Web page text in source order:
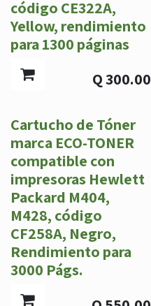
código CE322A,
Yellow, rendimiento
para 1300 páginas
Q300.00
Cartucho de Tóner
marca ECO-TONER
compatible con
impresoras Hewlett
Packard M404,
M428, código
CF258A, Negro,
Rendimiento para
3000 Págs.